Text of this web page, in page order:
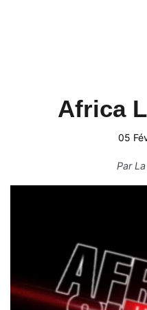
Africa
05
Par